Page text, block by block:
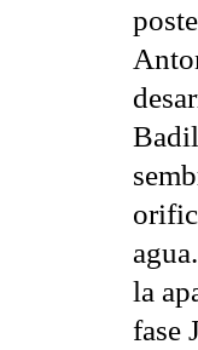
la
fase